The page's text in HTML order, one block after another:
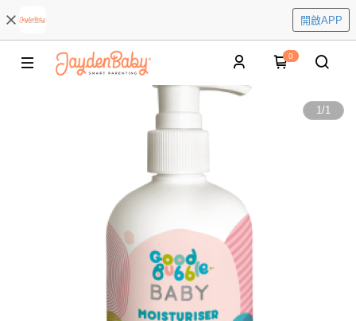
開啟APP
0
1/1